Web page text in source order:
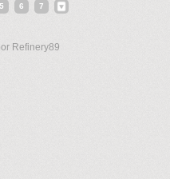
5 6 7
Refinery89